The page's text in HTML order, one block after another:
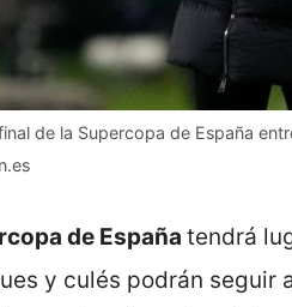
de la Supercopa de España
de España tendrá
y culés podrán seguir